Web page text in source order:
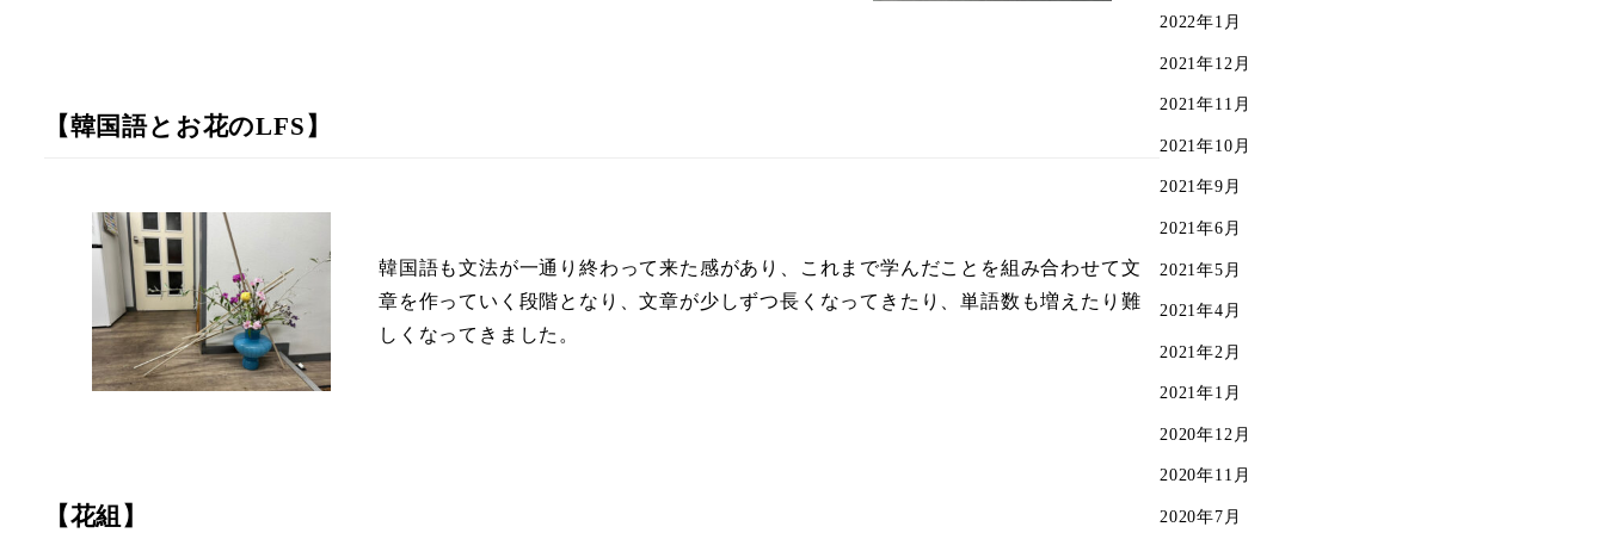
【韓国語とお花のLFS】
韓国語も文法が一通り終わって来た感があり、これまで学んだことを組み合わせて文
章を作っていく段階となり、文章が少しずつ長くなってきたり、単語数も増えたり難
しくなってきました。
【花組】
2022年1月
2021年12月
2021年11月
2021年10月
2021年9月
2021年6月
2021年5月
2021年4月
2021年2月
2021年1月
2020年12月
2020年11月
2020年7月